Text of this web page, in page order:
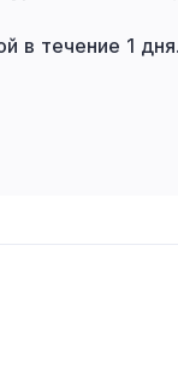
в течение 1